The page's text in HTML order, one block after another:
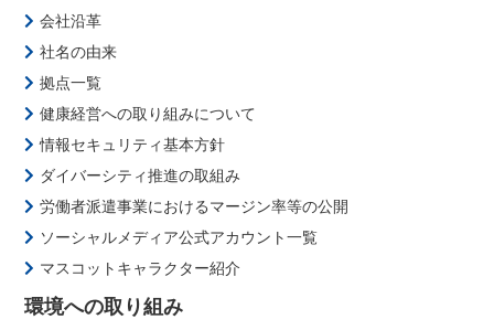
会社沿革
社名の由来
拠点一覧
健康経営への取り組みについて
情報セキュリティ基本方針
ダイバーシティ推進の取組み
労働者派遣事業におけるマージン率等の公開
ソーシャルメディア公式アカウント一覧
マスコットキャラクター紹介
環境への取り組み